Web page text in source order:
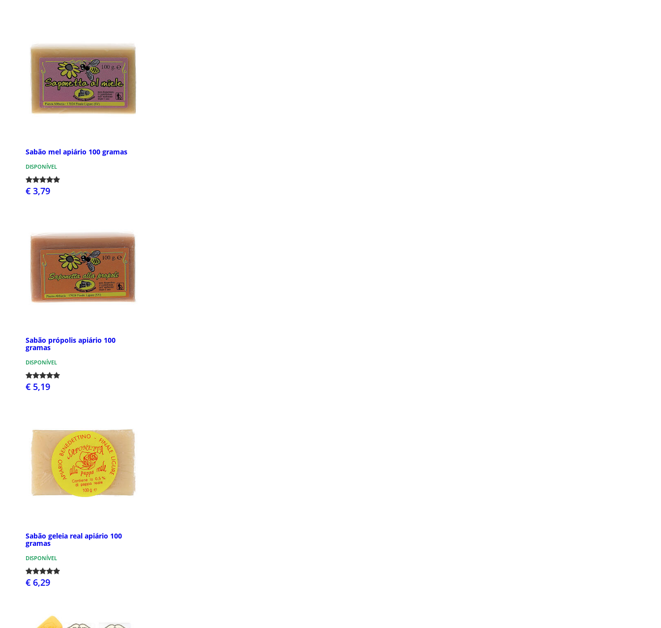
Sabão mel apiário 100 gramas
DISPONÍVEL
€ 3,79
Sabão própolis apiário 100
gramas
DISPONÍVEL
€ 5,19
Sabão geleia real apiário 100
gramas
DISPONÍVEL
€ 6,29